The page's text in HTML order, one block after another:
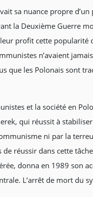
sa nuance propre
la Deuxième Guerre
profit cette popularité
n’avaient
que les Polonais sont
et la société en
qui réussit à
ni par la
réussir dans cette
donna en 1989 son
L’arrêt de mort du